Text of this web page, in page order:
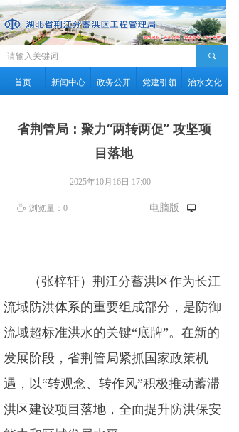
首页 新闻中心 政务公开 党建引领 治水文化
끠
省荆管局：聚力“两转两促” 攻坚项
目落地
（张梓轩）荆江分蓄洪区作为长江
流域防洪体系的重要组成部分，是防御
流域超标准洪水的关键“底牌”。在新的
发展阶段，省荆管局紧抓国家政策机
遇，以“转观念、转作风”积极推动蓄滞
洪区建设项目落地，全面提升防洪保安
2025年10月16日 17:00
ꄘ 浏览量： 0 电脑版 넡